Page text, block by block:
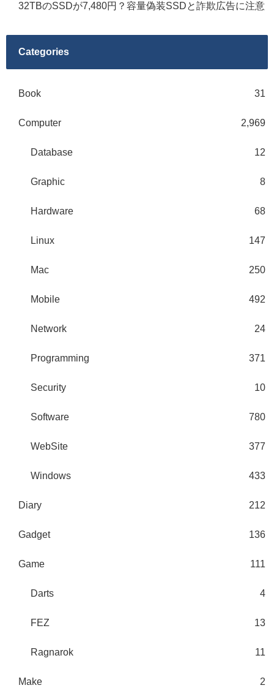
32TBのSSDが7,480円？容量偽装SSDと詐欺広告に注意
Categories
Book 31
Computer 2,969
Database 12
Graphic 8
Hardware 68
Linux 147
Mac 250
Mobile 492
Network 24
Programming 371
Security 10
Software 780
WebSite 377
Windows 433
Diary 212
Gadget 136
Game 111
Darts 4
FEZ 13
Ragnarok 11
Make 2